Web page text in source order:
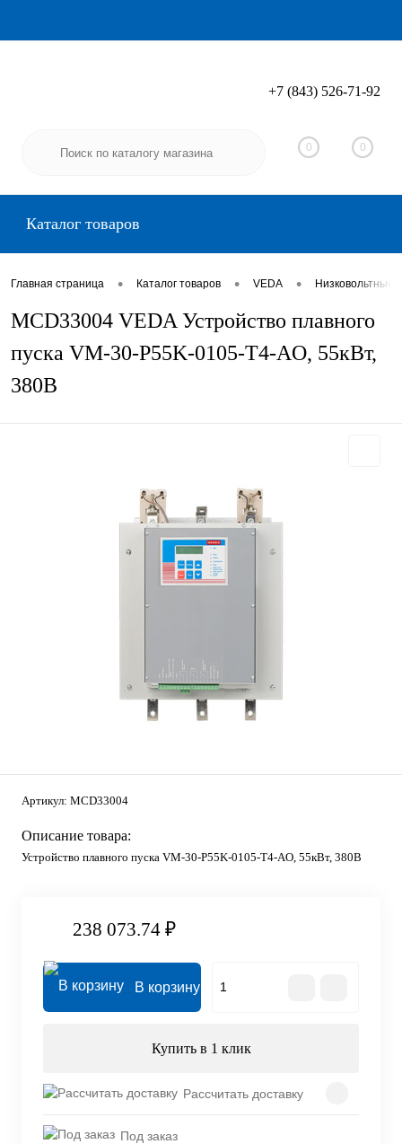
Вход Регистрация
+7 (843) 526-71-92
0 0
Каталог товаров
Главная страница • Каталог товаров • VEDA •
MCD33004 VEDA Устройство плавного
пуска VM-30-P55K-0105-T4-AO, 55кВт,
380В
Артикул: MCD33004
Описание товара:
Устройство плавного пуска VM-30-P55K-0105-T4-AO, 55кВт, 380В
238 073.74 ₽
В корзину
Купить в 1 клик
Рассчитать доставку
Под заказ